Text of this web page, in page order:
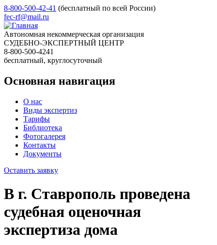
8-800-500-42-41 (бесплатный по всей России)
fec-rf@mail.ru
Автономная некоммерческая организация
СУДЕБНО-ЭКСПЕРТНЫЙ ЦЕНТР
8-800-500-4241
бесплатный, круглосуточный
Основная навигация
О нас
Виды экспертиз
Тарифы
Библиотека
Фотогалерея
Контакты
Документы
Оставить заявку
В г. Ставрополь проведена
судебная оценочная
экспертиза дома